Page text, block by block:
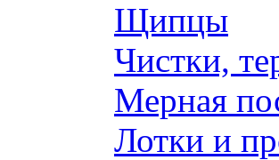
Щипцы
Чистки,
Мерная
Лотки и